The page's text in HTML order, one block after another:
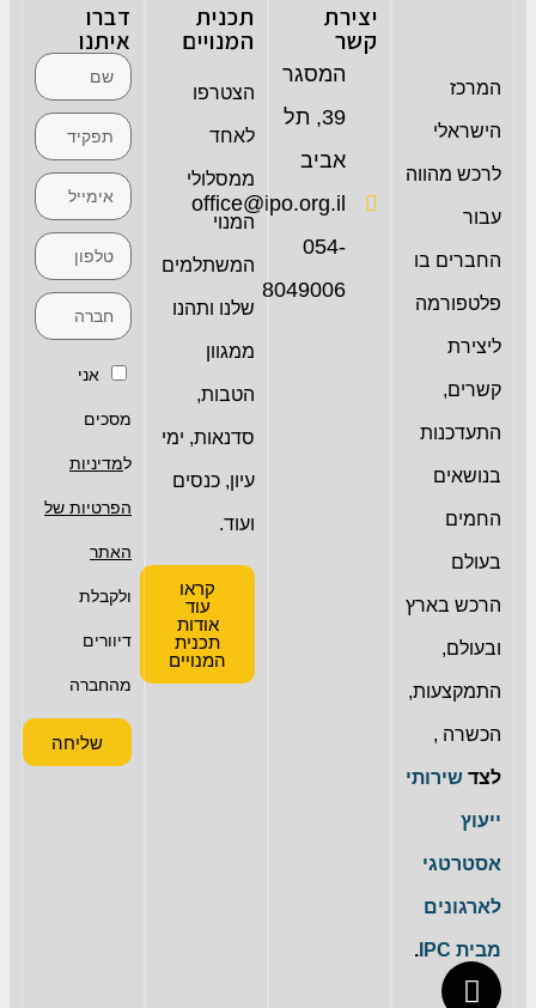
המרכז
הישראלי
לרכש מהווה
עבור
החברים בו
פלטפורמה
ליצירת
קשרים,
התעדכנות
בנושאים
החמים
בעולם
הרכש בארץ
ובעולם,
התמקצעות,
הכשרה ,
לצד שירותי
ייעוץ
אסטרטגי
לארגונים
מבית IPC .
יצירת
קשר
המסגר
39, תל
אביב
office@ipo.org.il
054-
8049006
תכנית
המנויים
הצטרפו
לאחד
ממסלולי
המנוי
המשתלמים
שלנו ותהנו
ממגוון
הטבות,
סדנאות, ימי
עיון, כנסים
ועוד.
קראו
עוד
אודות
תכנית
המנויים
דברו
איתנו
אני
מסכים
למדיניות
הפרטיות של
האתר
ולקבלת
דיוורים
מהחברה
שליחה